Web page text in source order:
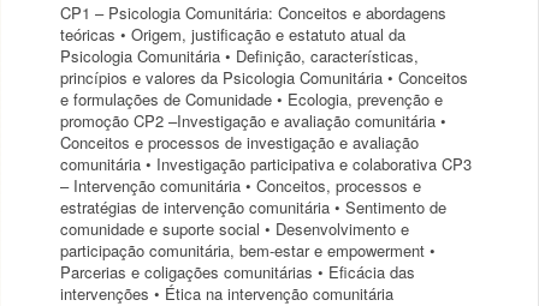
CP1 – Psicologia Comunitária: Conceitos e abordagens
teóricas • Origem, justificação e estatuto atual da
Psicologia Comunitária • Definição, características,
princípios e valores da Psicologia Comunitária • Conceitos
e formulações de Comunidade • Ecologia, prevenção e
promoção CP2 –Investigação e avaliação comunitária •
Conceitos e processos de investigação e avaliação
comunitária • Investigação participativa e colaborativa CP3
– Intervenção comunitária • Conceitos, processos e
estratégias de intervenção comunitária • Sentimento de
comunidade e suporte social • Desenvolvimento e
participação comunitária, bem-estar e empowerment •
Parcerias e coligações comunitárias • Eficácia das
intervenções • Ética na intervenção comunitária